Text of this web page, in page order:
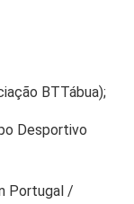
BTTábua);
Desportivo
Portugal /